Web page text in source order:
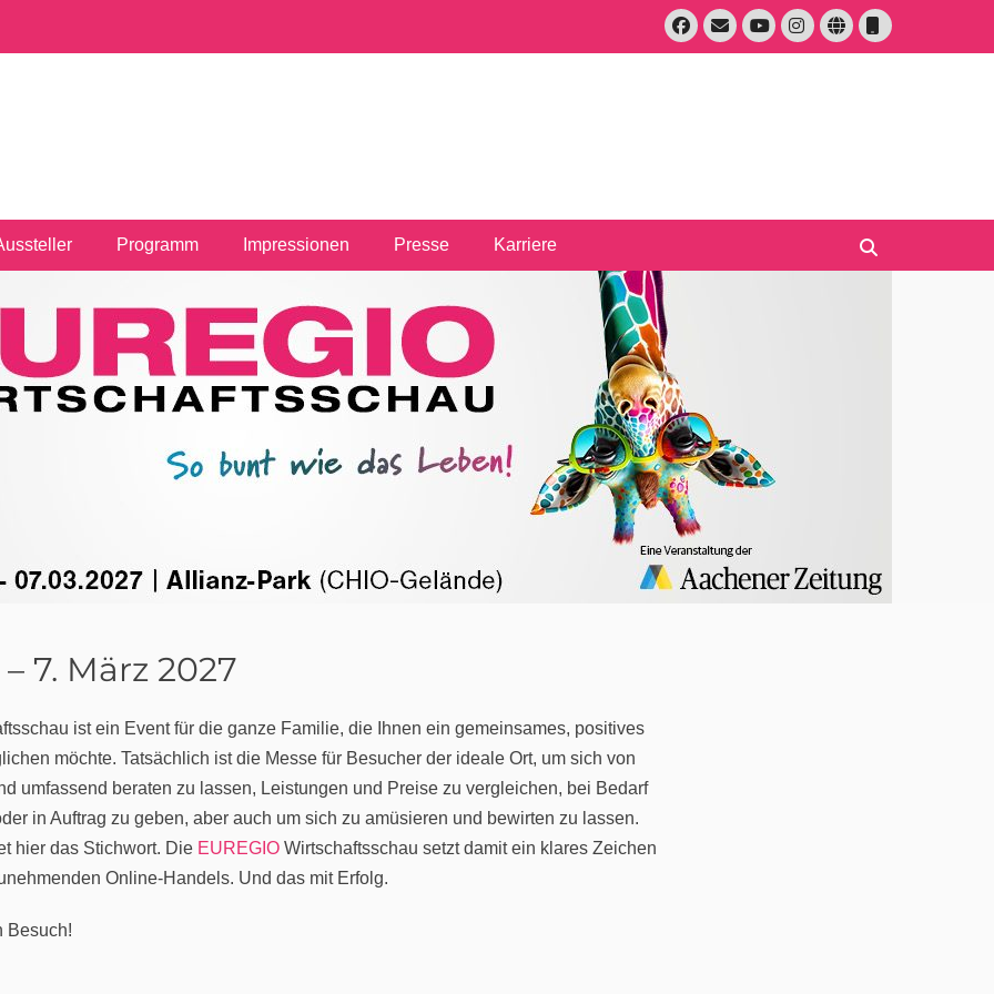
Facebook
E-
MailYouTube
Instagram
WebsiteTelefon
Programm Impressionen Presse Karriere
7. März 2027
ist ein Event für die ganze Familie, die Ihnen ein gemeinsames, positives
möchte. Tatsächlich ist die Messe für Besucher der ideale Ort, um sich von
umfassend beraten zu lassen, Leistungen und Preise zu vergleichen, bei Bedarf
in Auftrag zu geben, aber auch um sich zu amüsieren und bewirten zu lassen.
hier das Stichwort. Die EUREGIO Wirtschaftsschau setzt damit ein klares Zeichen
Online-Handels. Und das mit Erfolg.
Besuch!